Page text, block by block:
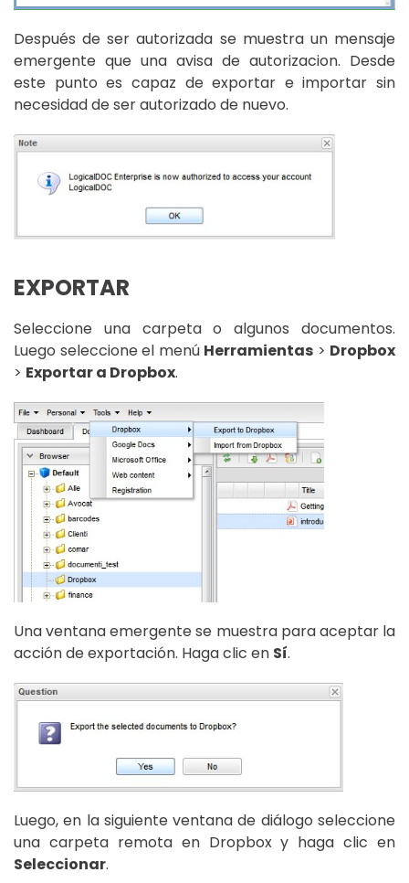
Después de ser autorizada se muestra un mensaje
emergente que una avisa de autorizacion. Desde
este punto es capaz de exportar e importar sin
necesidad de ser autorizado de nuevo.
EXPORTAR
Seleccione una carpeta o algunos documentos.
Luego seleccione el menú Herramientas > Dropbox
> Exportar a Dropbox.
Una ventana emergente se muestra para aceptar la
acción de exportación. Haga clic en Sí.
Luego, en la siguiente ventana de diálogo seleccione
una carpeta remota en Dropbox y haga clic en
Seleccionar.